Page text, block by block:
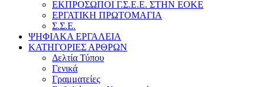
ΕΚΠΡΟΣΩΠΟΙ Γ.Σ.Ε.Ε. ΣΤΗΝ ΕΟΚΕ
ΕΡΓΑΤΙΚΗ ΠΡΩΤΟΜΑΓΙΑ
Σ.Σ.Ε.
ΨΗΦΙΑΚΑ ΕΡΓΑΛΕΙΑ
ΚΑΤΗΓΟΡΙΕΣ ΑΡΘΡΩΝ
Δελτία Τύπου
Γενικά
Γραμματείες